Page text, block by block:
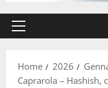
Menu
Home
2026
Caprarola – Hashish,